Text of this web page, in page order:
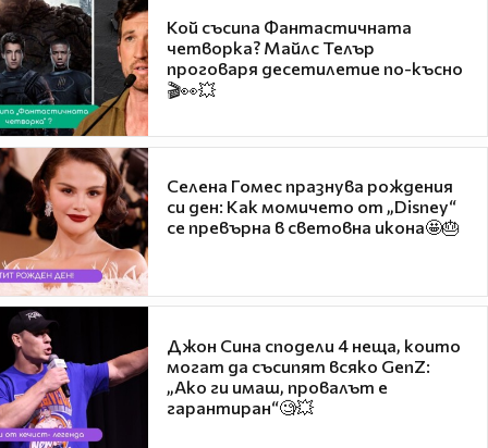
Кой съсипа Фантастичната
четворка? Майлс Телър
проговаря десетилетие по-късно
🎬👀💥
Селена Гомес празнува рождения
си ден: Как момичето от „Disney“
се превърна в световна икона🤩🎂
Джон Сина сподели 4 неща, които
могат да съсипят всяко GenZ:
„Ако ги имаш, провалът е
гарантиран“🧐💥